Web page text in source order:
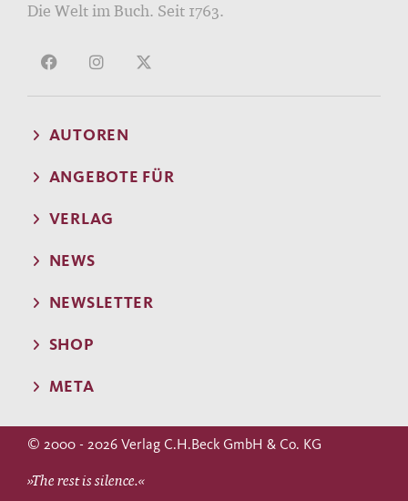
Die Welt im Buch. Seit 1763.
AUTOREN
ANGEBOTE FÜR
VERLAG
NEWS
NEWSLETTER
SHOP
META
© 2000 - 2026 Verlag C.H.Beck GmbH & Co. KG
»The rest is silence.«